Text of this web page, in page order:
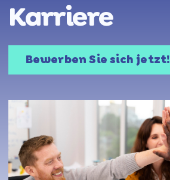
Karriere
Bewerben Sie sich jetzt!